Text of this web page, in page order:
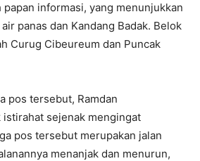
papan informasi, yang menunjukkan
panas dan Kandang Badak. Belok
Curug Cibeureum dan Puncak
pos tersebut, Ramdan
sejenak mengingat
pos tersebut merupakan jalan
menanjak dan menurun,